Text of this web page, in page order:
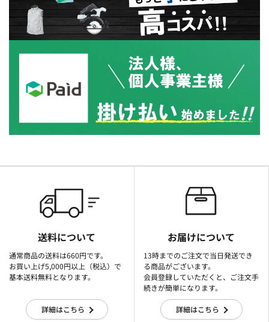
送料について
通常商品の送料は660円です。
お買い上げ5,000円以上（税込）で
基本送料無料となります。
詳細はこちら
お届けについて
13時までのご注文で当日発送でき
る商品がございます。
会員登録していただくと、ご注文手
続きが簡単になります。
詳細はこちら